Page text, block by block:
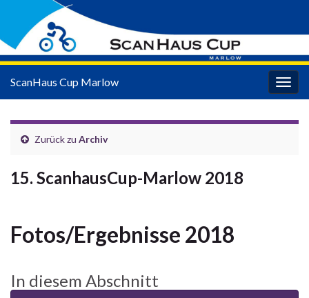
ScanHaus Cup Marlow
Zurück zu Archiv
15. ScanhausCup-Marlow 2018
Fotos/Ergebnisse 2018
In diesem Abschnitt